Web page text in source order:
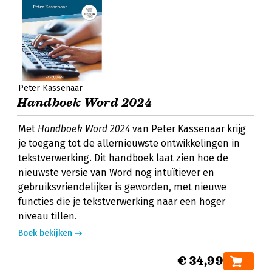
Peter Kassenaar
Handboek Word 2024
Met Handboek Word 2024 van Peter Kassenaar krijg
je toegang tot de allernieuwste ontwikkelingen in
tekstverwerking. Dit handboek laat zien hoe de
nieuwste versie van Word nog intuïtiever en
gebruiksvriendelijker is geworden, met nieuwe
functies die je tekstverwerking naar een hoger
niveau tillen.
Boek bekijken
€ 34,99